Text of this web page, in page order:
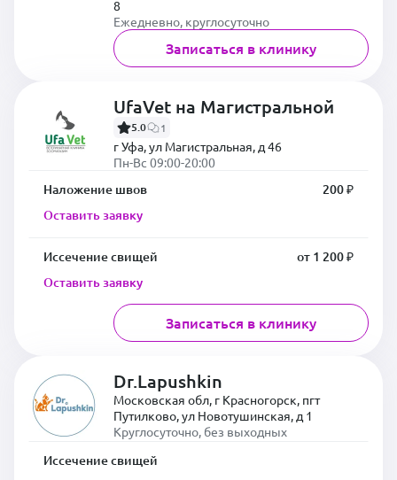
8
Ежедневно, круглосуточно
Записаться в клинику
UfaVet на Магистральной
5.0 1
г Уфа, ул Магистральная, д 46
Пн-Вс 09:00-20:00
Наложение швов
200 ₽
Оставить заявку
Иссечение свищей
от 1 200 ₽
Оставить заявку
Записаться в клинику
Dr.Lapushkin
Московская обл, г Красногорск, пгт
Путилково, ул Новотушинская, д 1
Круглосуточно, без выходных
Иссечение свищей